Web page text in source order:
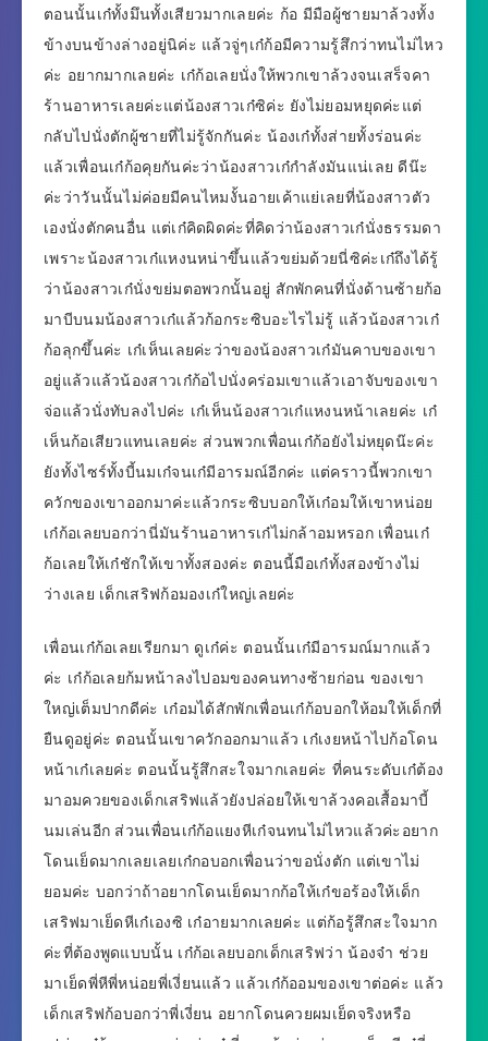
ตอนนั้นเก๋ทั้งมึนทั้งเสียวมากเลยค่ะ ก้อ มีมือผู้ชายมาล้วงทั้ง
ข้างบนข้างล่างอยู่นิค่ะ แล้วจู่ๆเก๋ก้อมีความรู้สึกว่าทนไม่ไหว
ค่ะ อยากมากเลยค่ะ เก๋ก้อเลยนั่งให้พวกเขาล้วงจนเสร็จคา
ร้านอาหารเลยค่ะแต่น้องสาวเก๋ซิค่ะ ยังไม่ยอมหยุดค่ะแต่
กลับไปนั่งตักผู้ชายที่ไม่รู้จักกันค่ะ น้องเก๋ทั้งส่ายทั้งร่อนค่ะ
แล้วเพื่อนเก๋ก้อคุยกันค่ะว่าน้องสาวเก๋กำลังมันแน่เลย ดีน๊ะ
ค่ะว่าวันนั้นไม่ค่อยมีคนไหมงั้นอายเค้าแย่เลยที่น้องสาวตัว
เองนั่งตักคนอื่น แต่เก๋คิดผิดค่ะที่คิดว่าน้องสาวเก๋นั่งธรรมดา
เพราะน้องสาวเก๋แหงนหน่าขึ้นแล้วขย่มด้วยนี่ซิค่ะเก๋ถึงได้รู้
ว่าน้องสาวเก๋นั่งขย่มตอพวกนั้นอยู่ สักพักคนที่นั่งด้านซ้ายก้อ
มาบีบนมน้องสาวเก๋แล้วก้อกระซิบอะไรไม่รู้ แล้วน้องสาวเก๋
ก้อลุกขึ้นค่ะ เก๋เห็นเลยค่ะว่าของน้องสาวเก๋มันคาบของเขา
อยู่แล้วแล้วน้องสาวเก๋ก้อไปนั่งคร่อมเขาแล้วเอาจับของเขา
จ่อแล้วนั่งทับลงไปค่ะ เก๋เห็นน้องสาวเก๋แหงนหน้าเลยค่ะ เก๋
เห็นก้อเสียวแทนเลยค่ะ ส่วนพวกเพื่อนเก๋ก้อยังไม่หยุดน๊ะค่ะ
ยังทั้งไซร์ทั้งบี้นมเก๋จนเก๋มีอารมณ์อีกค่ะ แต่คราวนี้พวกเขา
ควักของเขาออกมาค่ะแล้วกระซิบบอกให้เก๋อมให้เขาหน่อย
เก๋ก้อเลยบอกว่านี่มันร้านอาหารเก๋ไม่กล้าอมหรอก เพื่อนเก๋
ก้อเลยให้เก๋ชักให้เขาทั้งสองค่ะ ตอนนี้มือเก๋ทั้งสองข้างไม่
ว่างเลย เด็กเสริฟก้อมองเก๋ใหญ่เลยค่ะ
เพื่อนเก๋ก้อเลยเรียกมา ดูเก๋ค่ะ ตอนนั้นเก๋มีอารมณ์มากแล้ว
ค่ะ เก๋ก้อเลยก้มหน้าลงไปอมของคนทางซ้ายก่อน ของเขา
ใหญ่เต็มปากดีค่ะ เก๋อมได้สักพักเพื่อนเก๋ก้อบอกให้อมให้เด็กที่
ยืนดูอยู่ค่ะ ตอนนั้นเขาควักออกมาแล้ว เก๋เงยหน้าไปก้อโดน
หน้าเก๋เลยค่ะ ตอนนั้นรู้สึกสะใจมากเลยค่ะ ที่คนระดับเก๋ต้อง
มาอมควยของเด็กเสริฟแล้วยังปล่อยให้เขาล้วงคอเสื้อมาบี้
นมเล่นอีก ส่วนเพื่อนเก๋ก้อแยงหีเก๋จนทนไม่ไหวแล้วค่ะอยาก
โดนเย็ดมากเลยเลยเก๋กอบอกเพื่อนว่าขอนั่งตัก แต่เขาไม่
ยอมค่ะ บอกว่าถ้าอยากโดนเย็ดมากก้อให้เก๋ขอร้องให้เด็ก
เสริฟมาเย็ดหีเก๋เองซิ เก๋อายมากเลยค่ะ แต่ก้อรู้สึกสะใจมาก
ค่ะที่ต้องพูดแบบนั้น เก๋ก้อเลยบอกเด็กเสริฟว่า น้องจ๋า ช่วย
มาเย็ดพี่หีพี่หน่อยพี่เงี่ยนแล้ว แล้วเก๋ก้ออมของเขาต่อค่ะ แล้ว
เด็กเสริฟก้อบอกว่าพี่เงี่ยน อยากโดนควยผมเย็ดจริงหรือ